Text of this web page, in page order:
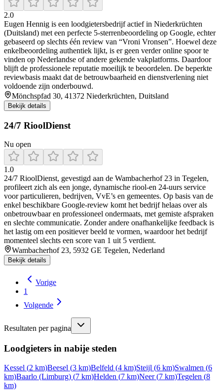
2.0
Eugen Hennig is een loodgietersbedrijf actief in Niederkrüchten
(Duitsland) met een perfecte 5‑sterrenbeoordeling op Google, echter
gebaseerd op slechts één review van “Vroni Vronsen”. Hoewel deze
enkelbeoordeling authentiek lijkt, is er geen verder online spoor te
vinden op Nederlandse of andere gekende vakplatforms. Daardoor
blijft de professionele reputatie moeilijk te beoordelen. De beperkte
reviewbasis maakt dat de betrouwbaarheid en dienstverlening niet
voldoende zijn onderbouwd.
Mönchspfad 30, 41372 Niederkrüchten, Duitsland
Bekijk details
24/7 RioolDienst
Nu open
1.0
24/7 RioolDienst, gevestigd aan de Wambacherhof 23 in Tegelen,
profileert zich als een jonge, dynamische riool‑en 24‑uurs service
voor particulieren, bedrijven, VvE’s en gemeentes. Op basis van de
enkel beschikbare Google‑review komt het bedrijf helaas over als
onbetrouwbaar en professioneel ondermaats, met gemiste afspraken
en slechte communicatie. Zonder andere onafhankelijke feedback is
het lastig om een positiever beeld te vormen, waardoor het bedrijf
momenteel slechts een score van 1 uit 5 verdient.
Wambacherhof 23, 5932 GE Tegelen, Nederland
Bekijk details
Vorige
1
Volgende
Resultaten per pagina
Loodgieters in nabije steden
Kessel (2 km)Beesel (3 km)Belfeld (4 km)Steijl (6 km)Swalmen (6
km)Baarlo (Limburg) (7 km)Helden (7 km)Neer(7 km)Tegelen (8
km)